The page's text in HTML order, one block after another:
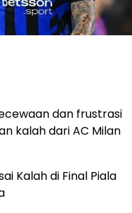
dan frustrasi
kalah dari AC Milan